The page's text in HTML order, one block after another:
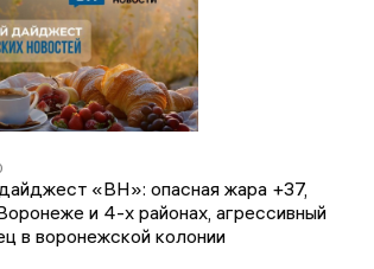
«ВН»: опасная жара +37,
и 4-х районах, агрессивный
в воронежской колонии